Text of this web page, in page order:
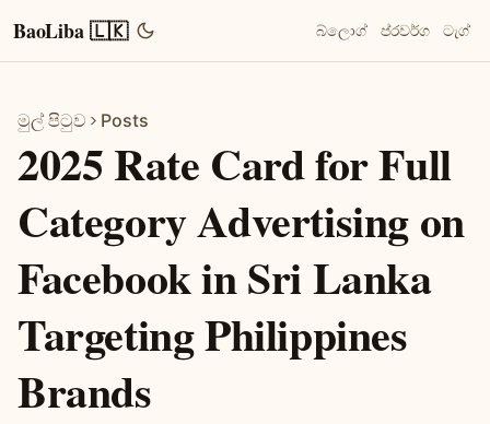
BaoLiba 🇱🇰 බ්ලොග් ප්රවර්ග ටැග්
මුල් පිටුව Posts
2025 Rate Card for Full
Category Advertising on
Facebook in Sri Lanka
Targeting Philippines
Brands